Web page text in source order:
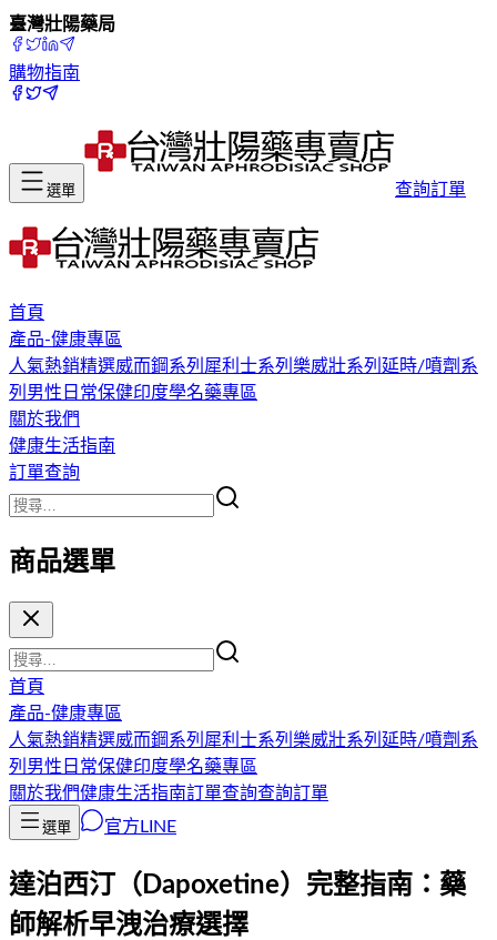
臺灣壯陽藥局
購物指南
選單 查詢訂單
首頁
產品-健康專區
人氣熱銷精選威而鋼系列 犀利士系列 樂威壯系列 延時/噴劑系
列 男性日常保健印度學名藥專區
關於我們
健康生活指南
訂單查詢
商品選單
首頁
產品-健康專區
人氣熱銷精選威而鋼系列 犀利士系列 樂威壯系列 延時/噴劑系
列 男性日常保健印度學名藥專區
關於我們健康生活指南訂單查詢查詢訂單
選單 官方LINE
達泊西汀（Dapoxetine）完整指南：藥
師解析早洩治療選擇